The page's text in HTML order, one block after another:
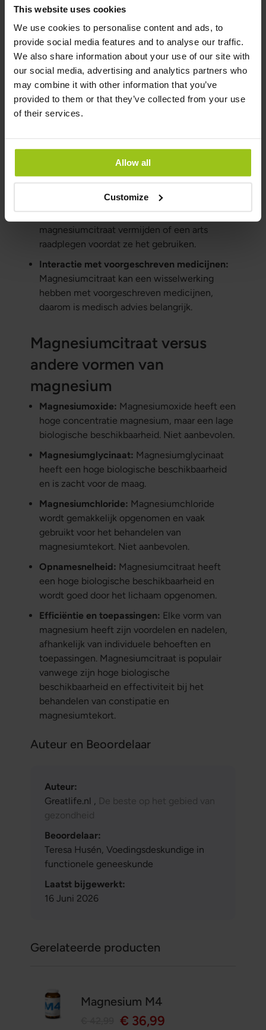
This website uses cookies
We use cookies to personalise content and ads, to
provide social media features and to analyse our traffic.
We also share information about your use of our site with
our social media, advertising and analytics partners who
may combine it with other information that you’ve
provided to them or that they’ve collected from your use
of their services.
Allow all
Customize
vermijden?
Mensen met nierproblemen:Mensen met
nierproblemen moeten magnesiumcitraat
vermijden of het alleen innemen onder
medisch toezicht.
te vermijden, maar moeten altijd de
aanbevolen dosering volgen.
aandoeningen:Mensen met bepaalde
magnesiumcitraat vermijden of een arts
raadplegen voordat ze het gebruiken.
Interactie met voorgeschreven medicijnen:
Magnesiumcitraat kan een wisselwerking
hebben met voorgeschreven medicijnen,
daarom is medisch advies belangrijk.
Magnesiumcitraat versus
andere vormen van
magnesium
Magnesiumoxide: Magnesiumoxide heeft een
hoge concentratie magnesium, maar een lage
biologische beschikbaarheid. Niet aanbevolen.
Magnesiumglycinaat: Magnesiumglycinaat
heeft een hoge biologische beschikbaarheid
en is zacht voor de maag.
Magnesiumchloride: Magnesiumchloride
wordt gemakkelijk opgenomen en vaak
gebruikt voor het behandelen van
magnesiumtekort. Niet aanbevolen.
Opnamesnelheid: Magnesiumcitraat heeft
een hoge biologische beschikbaarheid en
wordt goed door het lichaam opgenomen.
Efficiëntie en toepassingen: Elke vorm van
magnesium heeft zijn voordelen en nadelen,
afhankelijk van individuele behoeften en
toepassingen. Magnesiumcitraat is populair
vanwege zijn hoge biologische
beschikbaarheid en effectiviteit bij het
behandelen van constipatie en
magnesiumtekort.
Auteur en Beoordelaar
Auteur:
Greatlife.nl , De beste op het gebied van
gezondheid
Beoordelaar:
Teresa Husén, Voedingsdeskundige in
functionele geneeskunde
Laatst bijgewerkt:
16 Juni 2026
Gerelateerde producten
Magnesium M4
€ 36,99